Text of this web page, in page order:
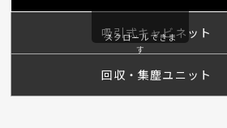
吸引式キャビネット
回収・集塵ユニット
スクロールできま
す